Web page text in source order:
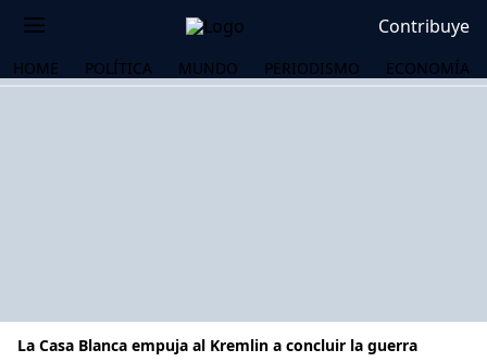
Contribuye
HOME POLÍTICA MUNDO PERIODISMO ECONOMÍA
La Casa Blanca empuja al Kremlin a concluir la guerra